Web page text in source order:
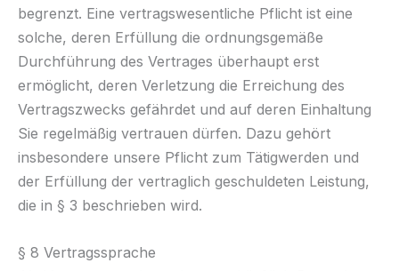
begrenzt. Eine vertragswesentliche Pflicht ist eine
solche, deren Erfüllung die ordnungsgemäße
Durchführung des Vertrages überhaupt erst
ermöglicht, deren Verletzung die Erreichung des
Vertragszwecks gefährdet und auf deren Einhaltung
Sie regelmäßig vertrauen dürfen. Dazu gehört
insbesondere unsere Pflicht zum Tätigwerden und
der Erfüllung der vertraglich geschuldeten Leistung,
die in § 3 beschrieben wird.
§ 8 Vertragssprache